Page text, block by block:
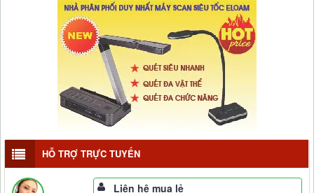
HỖ TRỢ TRỰC TUYẾN
Liên hệ mua lẻ